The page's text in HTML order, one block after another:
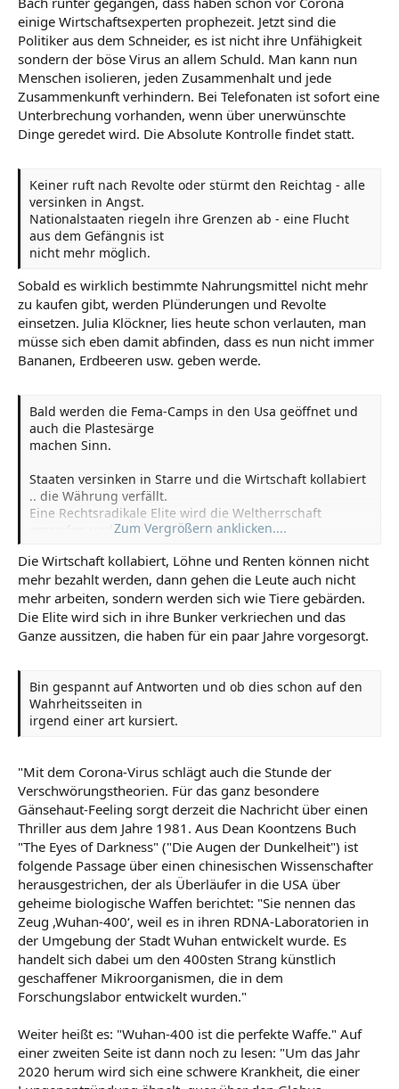
einige Wirtschaftsexperten prophezeit. Jetzt sind die
Politiker aus dem Schneider, es ist nicht ihre Unfähigkeit
sondern der böse Virus an allem Schuld. Man kann nun
Menschen isolieren, jeden Zusammenhalt und jede
Zusammenkunft verhindern. Bei Telefonaten ist sofort eine
Unterbrechung vorhanden, wenn über unerwünschte
Dinge geredet wird. Die Absolute Kontrolle findet statt.
Keiner ruft nach Revolte oder stürmt den Reichtag - alle
versinken in Angst.
Nationalstaaten riegeln ihre Grenzen ab - eine Flucht
aus dem Gefängnis ist
nicht mehr möglich.
Sobald es wirklich bestimmte Nahrungsmittel nicht mehr
zu kaufen gibt, werden Plünderungen und Revolte
einsetzen. Julia Klöckner, lies heute schon verlauten, man
müsse sich eben damit abfinden, dass es nun nicht immer
Bananen, Erdbeeren usw. geben werde.
Bald werden die Fema-Camps in den Usa geöffnet und
auch die Plastesärge
machen Sinn.
Staaten versinken in Starre und die Wirtschaft kollabiert
.. die Währung verfällt.
Eine Rechtsradikale Elite wird die Weltherrschaft
ergreifen und die Überlebenden
Zum Vergrößern anklicken....
Die Wirtschaft kollabiert, Löhne und Renten können nicht
mehr bezahlt werden, dann gehen die Leute auch nicht
mehr arbeiten, sondern werden sich wie Tiere gebärden.
Die Elite wird sich in ihre Bunker verkriechen und das
Ganze aussitzen, die haben für ein paar Jahre vorgesorgt.
Bin gespannt auf Antworten und ob dies schon auf den
Wahrheitsseiten in
irgend einer art kursiert.
"Mit dem Corona-Virus schlägt auch die Stunde der
Verschwörungstheorien. Für das ganz besondere
Gänsehaut-Feeling sorgt derzeit die Nachricht über einen
Thriller aus dem Jahre 1981. Aus Dean Koontzens Buch
"The Eyes of Darkness" ("Die Augen der Dunkelheit") ist
folgende Passage über einen chinesischen Wissenschafter
herausgestrichen, der als Überläufer in die USA über
geheime biologische Waffen berichtet: "Sie nennen das
Zeug ,Wuhan-400‘, weil es in ihren RDNA-Laboratorien in
der Umgebung der Stadt Wuhan entwickelt wurde. Es
handelt sich dabei um den 400sten Strang künstlich
geschaffener Mikroorganismen, die in dem
Forschungslabor entwickelt wurden."
Weiter heißt es: "Wuhan-400 ist die perfekte Waffe." Auf
einer zweiten Seite ist dann noch zu lesen: "Um das Jahr
2020 herum wird sich eine schwere Krankheit, die einer